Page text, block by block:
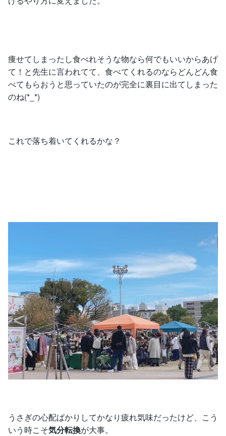
痩せてしまったし食べれそうな物なら何でもいいからあげ
て！と先生に言われてて、食べてくれるのならどんどん食
べてもらおうと思っていたのが完全に裏目に出てしまった
のね(*_*)
これで落ち着いてくれるかな？
うさぎの心配ばかりしてかなり疲れ気味だったけど、こう
いう時こそ気分転換が大事。